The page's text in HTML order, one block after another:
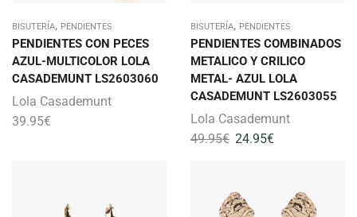
BISUTERÍA, PENDIENTES
PENDIENTES CON PECES
AZUL-MULTICOLOR LOLA
CASADEMUNT LS2603060
Lola Casademunt
39.95€
BISUTERÍA, PENDIENTES
PENDIENTES COMBINADOS
METALICO Y CRILICO
METAL- AZUL LOLA
CASADEMUNT LS2603055
Lola Casademunt
49.95€ 24.95€